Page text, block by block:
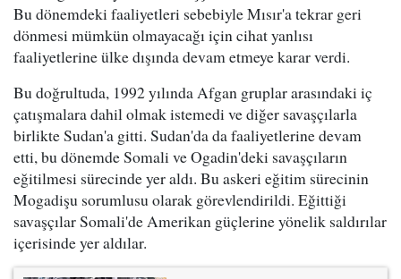
Bu dönemdeki faaliyetleri sebebiyle Mısır'a tekrar geri
dönmesi mümkün olmayacağı için cihat yanlısı
faaliyetlerine ülke dışında devam etmeye karar verdi.
Bu doğrultuda, 1992 yılında Afgan gruplar arasındaki iç
çatışmalara dahil olmak istemedi ve diğer savaşçılarla
birlikte Sudan'a gitti. Sudan'da da faaliyetlerine devam
etti, bu dönemde Somali ve Ogadin'deki savaşçıların
eğitilmesi sürecinde yer aldı. Bu askeri eğitim sürecinin
Mogadişu sorumlusu olarak görevlendirildi. Eğittiği
savaşçılar Somali'de Amerikan güçlerine yönelik saldırılar
içerisinde yer aldılar.